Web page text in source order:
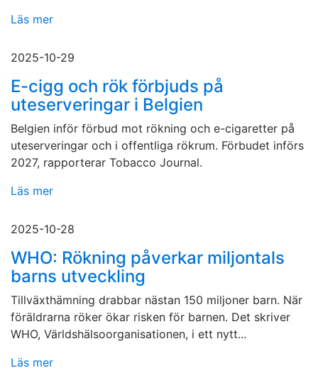
Läs mer
2025-10-29
E-cigg och rök förbjuds på
uteserveringar i Belgien
Belgien inför förbud mot rökning och e-cigaretter på
uteserveringar och i offentliga rökrum. Förbudet införs
2027, rapporterar Tobacco Journal.
Läs mer
2025-10-28
WHO: Rökning påverkar miljontals
barns utveckling
Tillväxthämning drabbar nästan 150 miljoner barn. När
föräldrarna röker ökar risken för barnen. Det skriver
WHO, Världshälsoorganisationen, i ett nytt...
Läs mer